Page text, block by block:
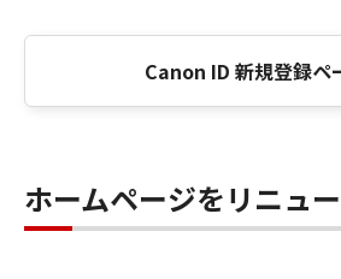
Canon ID 新規登録ペ
ホームページをリニュ